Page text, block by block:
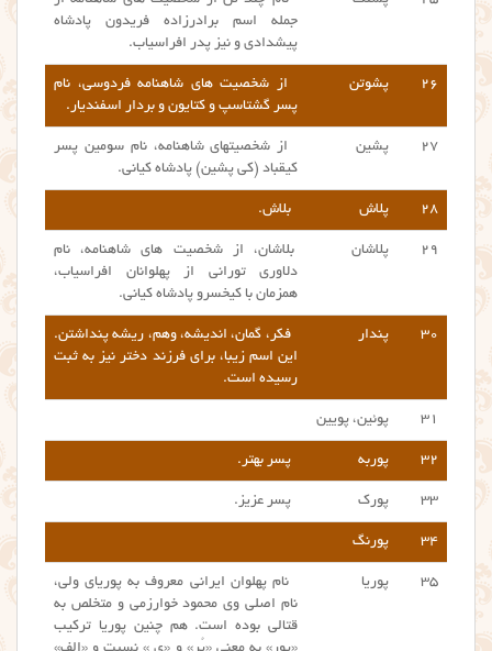
جمله اسم برادرزاده فریدون پادشاه
پیشدادی و نیز پدر افراسیاب.
۲۶ پشوتن
از شخصیت های شاهنامه فردوسی، نام
پسر گشتاسپ و کتایون و بردار اسفندیار.
۲۷ پشین
از شخصیتهای شاهنامه، نام سومین پسر
کیقباد (کی پشین) پادشاه کیانی.
۲۸ پلاش بلاش.
۲۹ پلاشان
بلاشان، از شخصیت های شاهنامه، نام
دلاوری تورانی از پهلوانان افراسیاب،
همزمان با کیخسرو پادشاه کیانی.
۳۰ پندار
فکر، گمان، اندیشه، وهم، ریشه پنداشتن.
این اسم زیبا، برای فرزند دختر نیز به ثبت
رسیده است.
۳۱ پوئین، پویین
۳۲ پوربه پسر بهتر.
۳۳ پورک پسر عزیز.
۳۴ پورنگ
۳۵ پوریا
نام پهلوان ایرانی معروف به پوریای ولی،
نام اصلی وی محمود خوارزمی و متخلص به
قتالی بوده است. هم چنین پوریا ترکیب